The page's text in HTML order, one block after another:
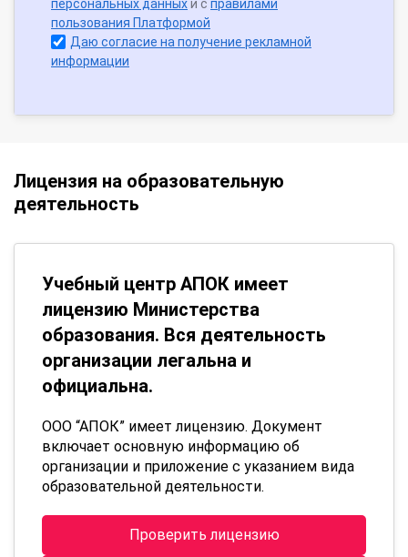
персональных данныхи с правилами
пользования Платформой
Даю согласие на получение рекламной
информации
Лицензия на образовательную
деятельность
Учебный центр АПОК имеет
лицензию Министерства
образования. Вся деятельность
организации легальна и
официальна.
ООО “АПОК” имеет лицензию. Документ
включает основную информацию об
организации и приложение с указанием вида
образовательной деятельности.
Проверить лицензию